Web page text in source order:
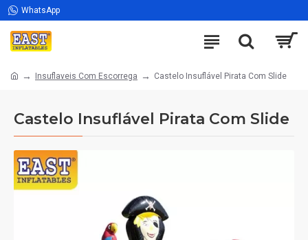
WhatsApp
Insuflaveis Com Escorrega Castelo Insuflável Pirata Com Slide
Castelo Insuflável Pirata Com Slide